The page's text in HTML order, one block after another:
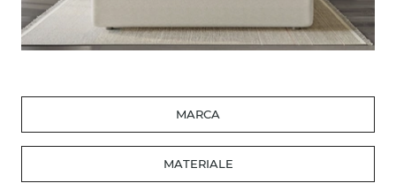
MARCA
MATERIALE